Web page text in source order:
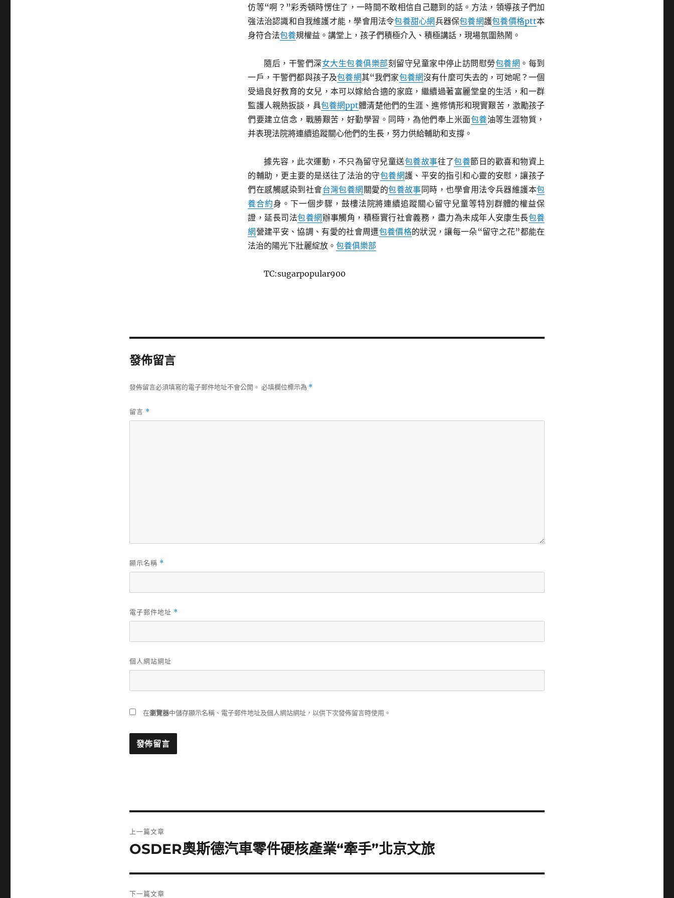
仿等“啊？”彩秀頓時愣住了，一時間不敢相信自己聽到的話。方法，領導孩子們加
強法治認識和自我維護才能，學會用法令包養甜心網兵器保包養網護包養價格ptt本
身符合法包養規權益。講堂上，孩子們積極介入、積極講話，現場氛圍熱鬧。
隨后，干警們深女大生包養俱樂部刻留守兒童家中停止訪問慰勞包養網 。每到
一戶，干警們都與孩子及包養網其“我們家包養網沒有什麼可失去的，可她呢？一個
受過良好教育的女兒，本可以嫁給合適的家庭，繼續過著富麗堂皇的生活，和一群
監護人親熱扳談，具包養網ppt體清楚他們的生涯、進修情形和現實艱苦，激勵孩子
們要建立信念，戰勝艱苦，好勤學習。同時，為他們奉上米面包養油等生涯物質，
并表現法院將連續追蹤關心他們的生長，努力供給輔助和支撐。
據先容，此次運動，不只為留守兒童送包養故事往了包養節日的歡喜和物資上
的輔助，更主要的是送往了法治的守包養網護、平安的指引和心靈的安慰，讓孩子
們在感觸感染到社會台灣包養網 關愛的包養故事同時，也學會用法令兵器維護本包
養合約身。下一個步驟，鼓樓法院將連續追蹤關心留守兒童等特別群體的權益保
證，延長司法包養網辦事觸角，積極實行社會義務，盡力為未成年人安康生長包養
網 營建平安、協調、有愛的社會周遭包養價格的狀況，讓每一朵“留守之花”都能在
法治的陽光下壯麗綻放。包養俱樂部
TC:sugarpopular900
發佈留言
發佈留言必須填寫的電子郵件地址不會公開。 必填欄位標示為 *
留言 *
顯示名稱 *
電子郵件地址 *
個人網站網址
在瀏覽器中儲存顯示名稱、電子郵件地址及個人網站網址，以供下次發佈留言時使用。
章
上一篇文章
上
篇
文
OSDER奧斯德汽車零件硬核產業“牽手”北京文旅
下一篇文章